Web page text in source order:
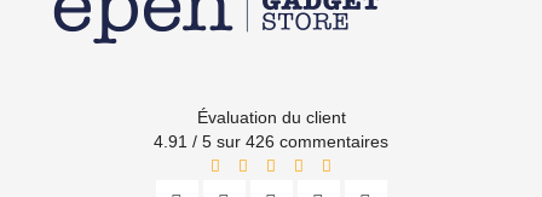
Évaluation du client
4.91 / 5 sur 426 commentaires